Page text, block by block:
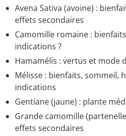
Avena Sativa (avoine) :
effets secondaires
Camomille romaine :
indications ?
Hamamélis : vertus et mode
Mélisse : bienfaits, sommeil,
indications
Gentiane (jaune) : plante
Grande camomille
effets secondaires